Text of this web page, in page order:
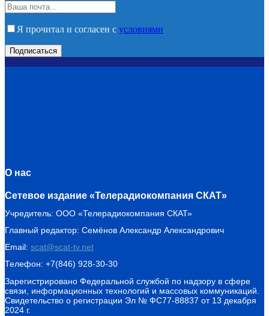
Я прочитал и согласен с условиями
О нас
Сетевое издание «Телерадиокомпания СКАТ»
Учредитель: ООО «Телерадиокомпания СКАТ»
Главный редактор: Семёнов Александр Александрович
Email: scat@scat-tv.net
Телефон: +7(846) 928-30-30
Зарегистрировано Федеральной службой по надзору в сфере
связи, информационных технологий и массовых коммуникаций.
Свидетельство о регистрации Эл № ФС77-88837 от 13 декабря
2024 г.